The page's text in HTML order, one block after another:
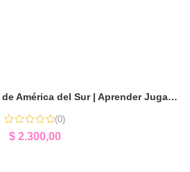
Mapa Puzzle Interactivo de América del Sur | Aprender Jugando Geografía
(0)
$2.300,00